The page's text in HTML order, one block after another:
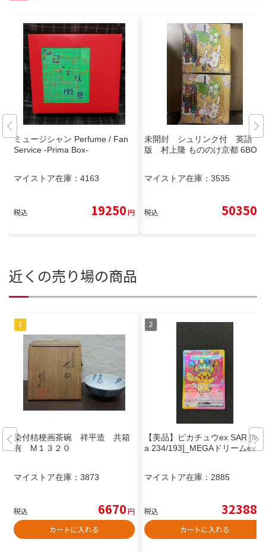
ミュージシャン Perfume / Fan
Service -Prima Box-
マイストア在庫： 4163
税込 19250円
未開封 シュリンク付 英語
版 村上隆 もののけ京都 6BOX
マイストア在庫： 3535
税込 50350
近くの売り場の商品
染付桔梗画茶碗 祥平造 共箱
有 M１３２０
マイストア在庫： 3873
税込 6670円
カートに入れる
【美品】ピカチュウex SAR [M2
a 234/193]_MEGAドリームex
マイストア在庫： 2885
税込 32388
カートに入れる